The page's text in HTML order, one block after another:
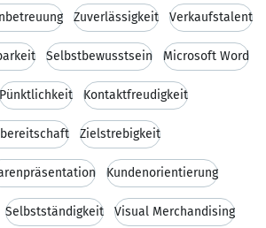
Zuverlässigkeit Verkaufstalent
Selbstbewusstsein Microsoft Word
Pünktlichkeit Kontaktfreudigkeit
Zielstrebigkeit
Kundenorientierung
Selbstständigkeit Visual Merchandising